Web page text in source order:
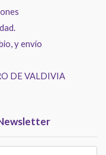
y envío
DE VALDIVIA